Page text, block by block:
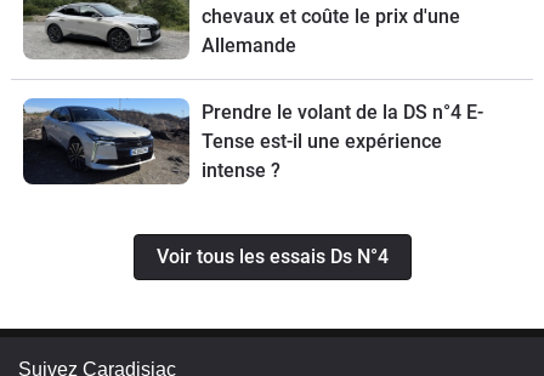
chevaux et coûte le prix d'une
Allemande
Prendre le volant de la DS n°4 E-
Tense est-il une expérience
intense ?
Voir tous les essais Ds N°4
Suivez Caradisiac